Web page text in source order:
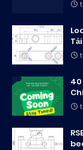
40